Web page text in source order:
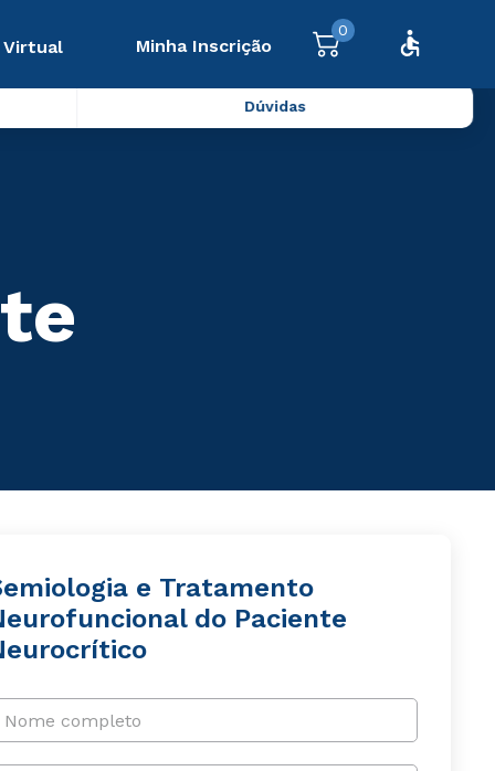
Virtual Minha Inscrição
0
Dúvidas
e Tratamento
do Paciente
Nome completo